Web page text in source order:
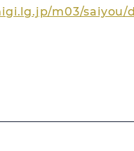
m03/saiyou/